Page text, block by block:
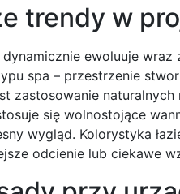
trendy w
ewoluuje
spa – przestrzenie
zastosowanie
się wolnostojące
wygląd. Kolorystyka
odcienie lub ciekawe